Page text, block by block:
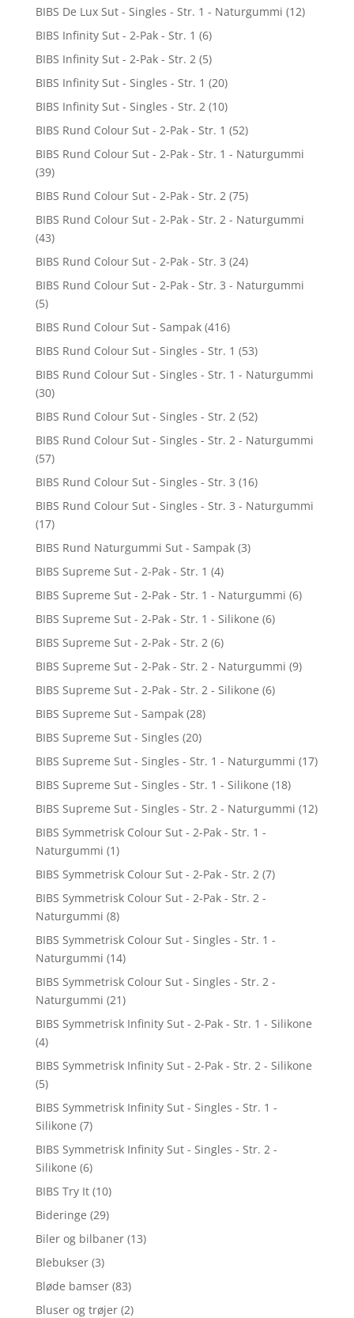
BIBS De Lux Sut - Singles - Str. 1 - Naturgummi (12)
BIBS Infinity Sut - 2-Pak - Str. 1 (6)
BIBS Infinity Sut - 2-Pak - Str. 2 (5)
BIBS Infinity Sut - Singles - Str. 1 (20)
BIBS Infinity Sut - Singles - Str. 2 (10)
BIBS Rund Colour Sut - 2-Pak - Str. 1 (52)
BIBS Rund Colour Sut - 2-Pak - Str. 1 - Naturgummi
(39)
BIBS Rund Colour Sut - 2-Pak - Str. 2 (75)
BIBS Rund Colour Sut - 2-Pak - Str. 2 - Naturgummi
(43)
BIBS Rund Colour Sut - 2-Pak - Str. 3 (24)
BIBS Rund Colour Sut - 2-Pak - Str. 3 - Naturgummi
(5)
BIBS Rund Colour Sut - Sampak (416)
BIBS Rund Colour Sut - Singles - Str. 1 (53)
BIBS Rund Colour Sut - Singles - Str. 1 - Naturgummi
(30)
BIBS Rund Colour Sut - Singles - Str. 2 (52)
BIBS Rund Colour Sut - Singles - Str. 2 - Naturgummi
(57)
BIBS Rund Colour Sut - Singles - Str. 3 (16)
BIBS Rund Colour Sut - Singles - Str. 3 - Naturgummi
(17)
BIBS Rund Naturgummi Sut - Sampak (3)
BIBS Supreme Sut - 2-Pak - Str. 1 (4)
BIBS Supreme Sut - 2-Pak - Str. 1 - Naturgummi (6)
BIBS Supreme Sut - 2-Pak - Str. 1 - Silikone (6)
BIBS Supreme Sut - 2-Pak - Str. 2 (6)
BIBS Supreme Sut - 2-Pak - Str. 2 - Naturgummi (9)
BIBS Supreme Sut - 2-Pak - Str. 2 - Silikone (6)
BIBS Supreme Sut - Sampak (28)
BIBS Supreme Sut - Singles (20)
BIBS Supreme Sut - Singles - Str. 1 - Naturgummi (17)
BIBS Supreme Sut - Singles - Str. 1 - Silikone (18)
BIBS Supreme Sut - Singles - Str. 2 - Naturgummi (12)
BIBS Symmetrisk Colour Sut - 2-Pak - Str. 1 -
Naturgummi (1)
BIBS Symmetrisk Colour Sut - 2-Pak - Str. 2 (7)
BIBS Symmetrisk Colour Sut - 2-Pak - Str. 2 -
Naturgummi (8)
BIBS Symmetrisk Colour Sut - Singles - Str. 1 -
Naturgummi (14)
BIBS Symmetrisk Colour Sut - Singles - Str. 2 -
Naturgummi (21)
BIBS Symmetrisk Infinity Sut - 2-Pak - Str. 1 - Silikone
(4)
BIBS Symmetrisk Infinity Sut - 2-Pak - Str. 2 - Silikone
(5)
BIBS Symmetrisk Infinity Sut - Singles - Str. 1 -
Silikone (7)
BIBS Symmetrisk Infinity Sut - Singles - Str. 2 -
Silikone (6)
BIBS Try It (10)
Bideringe (29)
Biler og bilbaner (13)
Blebukser (3)
Bløde bamser (83)
Bluser og trøjer (2)